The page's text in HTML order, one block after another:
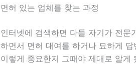
면허 있는 업체를 찾는 과정
인터넷에 검색하면 다들 자기가 전문
하면서 면허 대여를 하거나 묘하게 답
이렇게 중요한지 그때야 제대로 알